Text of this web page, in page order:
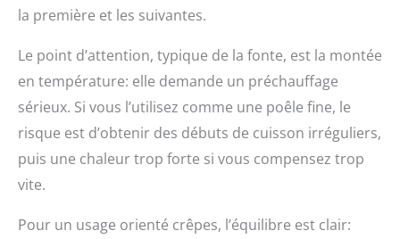
la première et les suivantes.
Le point d’attention, typique de la fonte, est la montée
en température: elle demande un préchauffage
sérieux. Si vous l’utilisez comme une poêle fine, le
risque est d’obtenir des débuts de cuisson irréguliers,
puis une chaleur trop forte si vous compensez trop
vite.
Pour un usage orienté crêpes, l’équilibre est clair: